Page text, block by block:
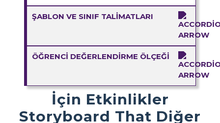
ŞABLON VE SINIF TALIMATLARI
ÖĞRENCI DEĞERLENDIRME ÖLÇEĞI
İçin Etkinlikler
Storyboard That Diğer